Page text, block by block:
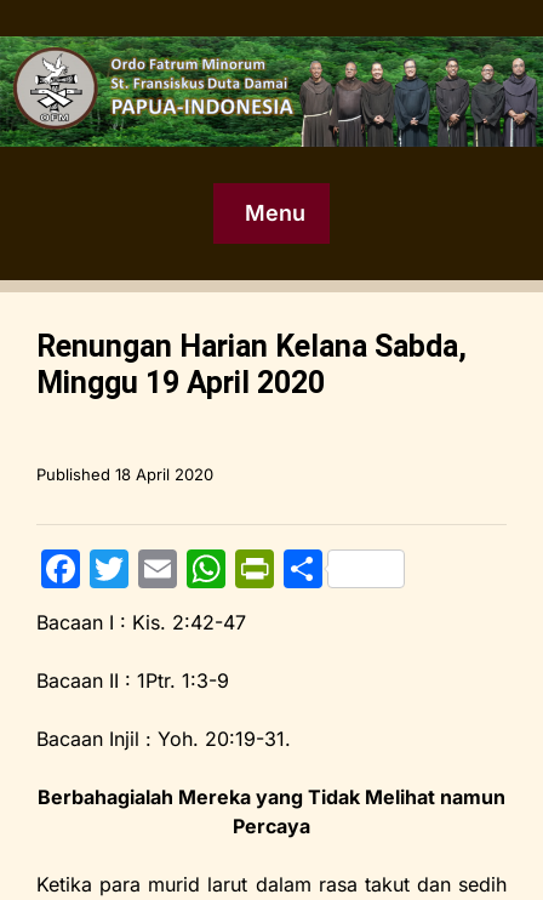
Menu
Renungan Harian Kelana Sabda,
Minggu 19 April 2020
Published 18 April 2020
F
a
c
e
b
o
o
T
w
itt
er
E
m
ai
l
W
h
at
s
A
p
p
Pr
e
n
dl
y
S
Bacaan I : Kis. 2:42-47
Bacaan II : 1Ptr. 1:3-9
Bacaan Injil : Yoh. 20:19-31.
Berbahagialah Mereka yang Tidak Melihat namun
Percaya
Ketika para murid larut dalam rasa takut dan sedih